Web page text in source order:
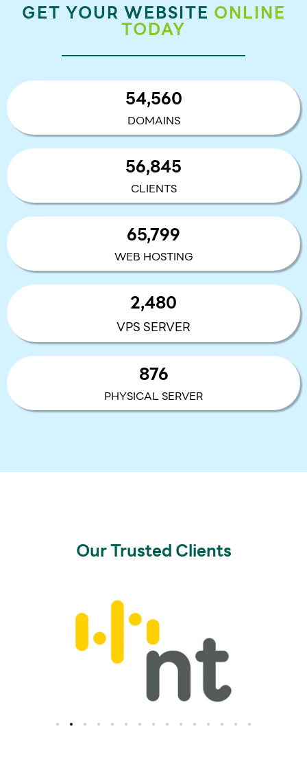
f
c
b
k
b
GET YOUR WEBSITE ONLINE
TODAY
DOMAINS
54,560
CLIENTS
56,845
WEB HOSTING
65,799
VPS SERVER
2,480
PHYSICAL SERVER
876
Our Trusted Clients